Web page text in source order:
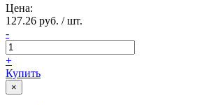
Цена:
127.26 руб. / шт.
-
+
Купить
×